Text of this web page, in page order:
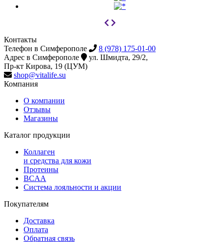
Контакты
Телефон в Симферополе
8 (978) 175-01-00
Адрес в Симферополе
ул. Шмидта, 29/2,
Пр-кт Кирова, 19 (ЦУМ)
shop@vitalife.su
Компания
О компании
Отзывы
Магазины
Каталог продукции
Коллаген
и средства для кожи
Протеины
BCAA
Система лояльности и акции
Покупателям
Доставка
Оплата
Обратная связь